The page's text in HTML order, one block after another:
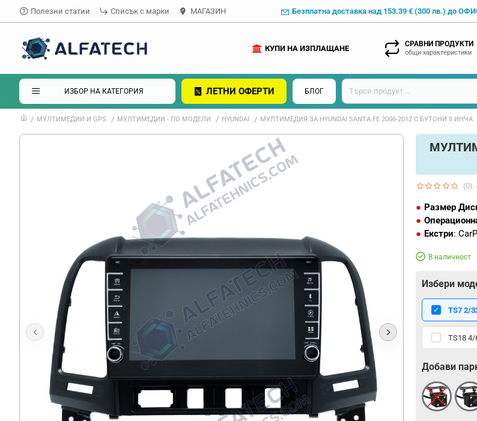
Полезни статии Списък с марки МАГАЗИН Безплатна доставка над 153.39 € (300 лв.) до
СРАВНИ ПРОДУКТИ
общи характеристики
КУПИ НА ИЗПЛАЩАНЕ
ИЗБОР НА КАТЕГОРИЯ ЛЕТНИ ОФЕРТИ БЛОГ
МУЛТИМЕДИИ И GPS МУЛТИМЕДИИ - ПО МОДЕЛИ HYUNDAI МУЛТИМЕДИЯ ЗА HYUNDAI SANTA FE 2006-2012 С БУТОНИ 8 ИНЧА
Размер
Екстри:
В наличност
(0)
Избери
TS7 2/
TS18 4/
Добави